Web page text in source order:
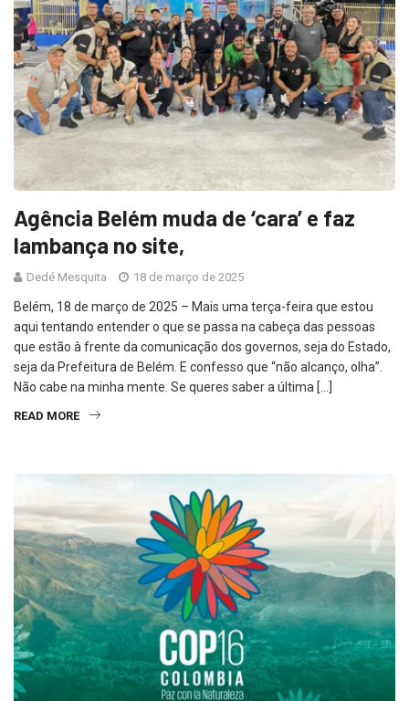
Agência Belém muda de ‘cara’ e faz
lambança no site,
Dedé Mesquita 18 de março de 2025
Belém, 18 de março de 2025 – Mais uma terça-feira que estou
aqui tentando entender o que se passa na cabeça das pessoas
que estão à frente da comunicação dos governos, seja do Estado,
seja da Prefeitura de Belém. E confesso que “não alcanço, olha”.
Não cabe na minha mente. Se queres saber a última […]
READ MORE